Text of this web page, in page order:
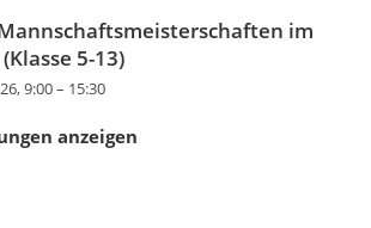
im
5-13)
9:00– 15:30
anzeigen